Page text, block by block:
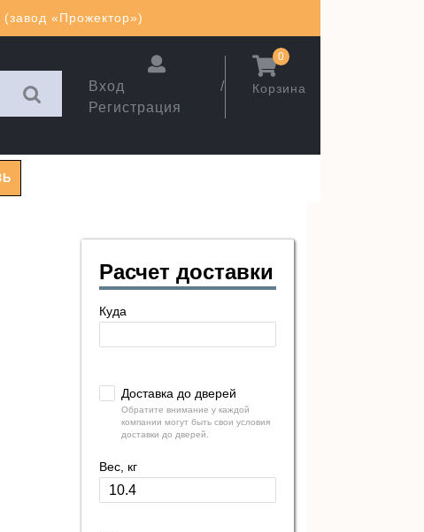
«Прожектор»)
Вход /
Регистрация
Корзина
0
Расчет доставки
Куда
Доставка до дверей
Обратите внимание у каждой
компании могут быть свои условия
доставки до дверей.
Вес, кг